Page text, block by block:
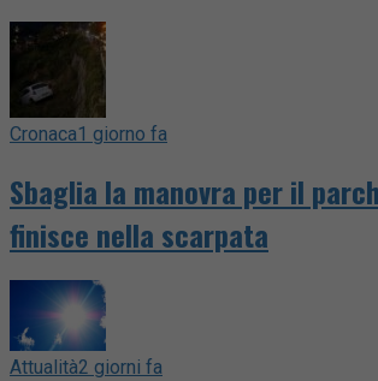
Cronaca1 giorno fa
Sbaglia la manovra per il
finisce nella scarpata
Attualità2 giorni fa